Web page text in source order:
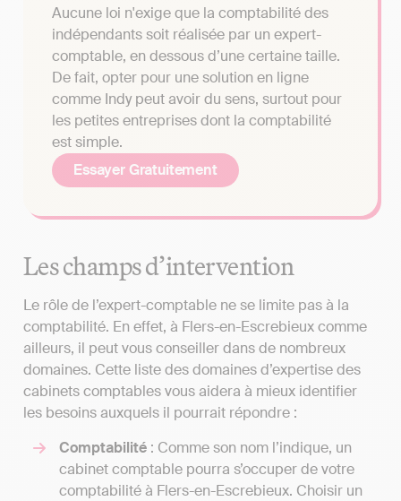
Aucune loi n'exige que la comptabilité des
indépendants soit réalisée par un expert-
comptable, en dessous d’une certaine taille.
De fait, opter pour une solution en ligne
comme Indy peut avoir du sens, surtout pour
les petites entreprises dont la comptabilité
est simple.
Essayer Gratuitement
Les champs d’intervention
Le rôle de l’expert-comptable ne se limite pas à la
comptabilité. En effet, à Flers-en-Escrebieux comme
ailleurs, il peut vous conseiller dans de nombreux
domaines. Cette liste des domaines d’expertise des
cabinets comptables vous aidera à mieux identifier
les besoins auxquels il pourrait répondre :
Comptabilité : Comme son nom l’indique, un
cabinet comptable pourra s’occuper de votre
comptabilité à Flers-en-Escrebieux. Choisir un